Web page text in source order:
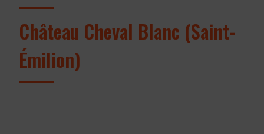
Château Cheval Blanc (Saint-
Émilion)